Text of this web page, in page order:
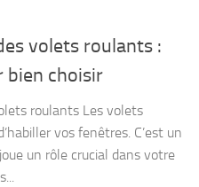
volets roulants :
bien choisir
roulants Les volets
vos fenêtres. C’est un
un rôle crucial dans votre